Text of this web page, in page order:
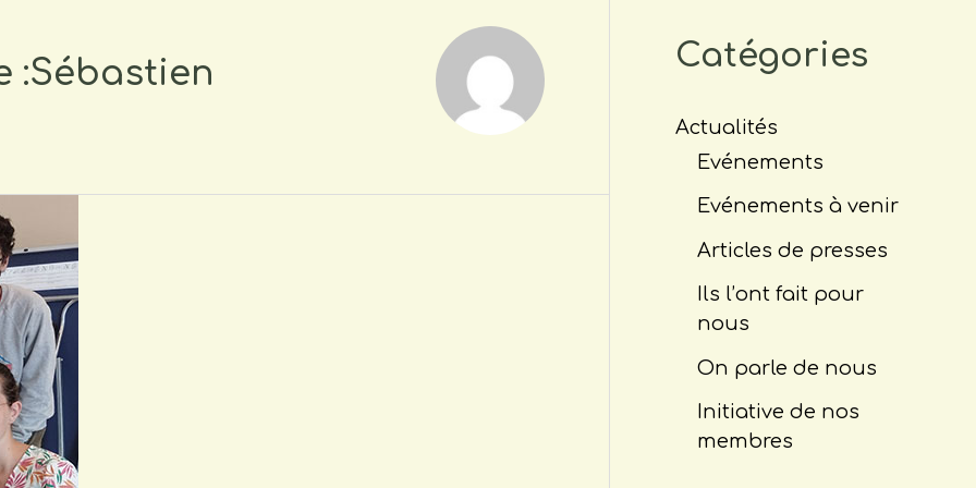
:Sébastien Catégories
Actualités
Evénements
Evénements à venir
Articles de presses
Ils l’ont fait pour
nous
On parle de nous
Initiative de nos
membres